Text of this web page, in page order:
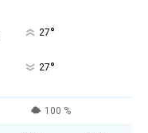
27°
27°
100 %